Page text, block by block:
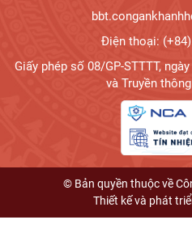
Điện thoại:
Giấy phép số 08/GP-STTTT,
và Truyền
© Bản quyền thuộc về
Thiết kế và phát